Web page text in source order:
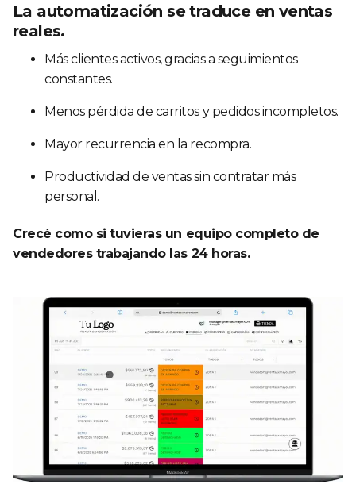
La automatización se traduce en ventas
reales.
Más clientes activos, gracias a seguimientos
constantes.
Menos pérdida de carritos y pedidos incompletos.
Mayor recurrencia en la recompra.
Productividad de ventas sin contratar más
personal.
Crecé como si tuvieras un equipo completo de
vendedores trabajando las 24 horas.